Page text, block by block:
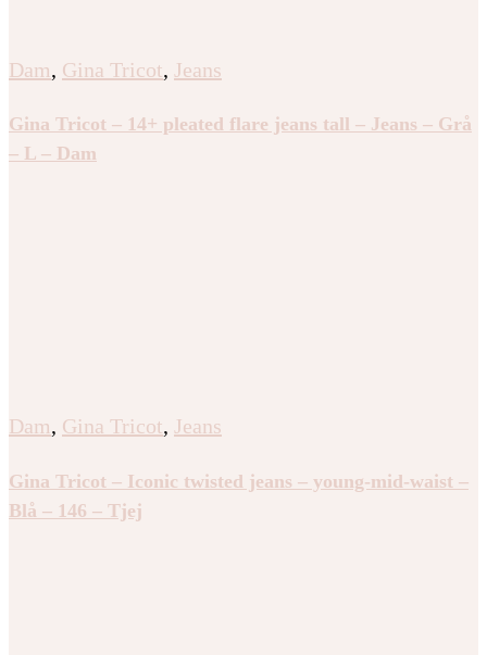
Dam, Gina Tricot, Jeans
Gina Tricot – 14+ pleated flare jeans tall – Jeans – Grå
– L – Dam
Dam, Gina Tricot, Jeans
Gina Tricot – Iconic twisted jeans – young-mid-waist –
Blå – 146 – Tjej